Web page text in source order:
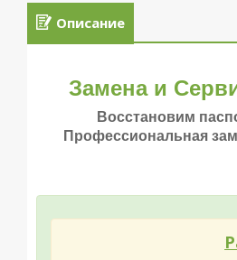
Описание
Замена и
Восстановим
Профессиональная